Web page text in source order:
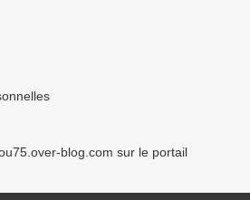
blog.com sur le portail